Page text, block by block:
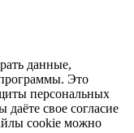
данные,
Это
персональных
свое согласие
cookie можно